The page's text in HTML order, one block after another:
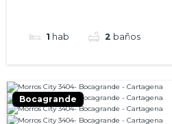
1 hab 2 baños
Bocagrande